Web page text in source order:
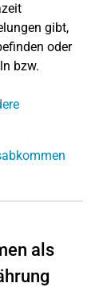
gibt,
oder
bzw.
als